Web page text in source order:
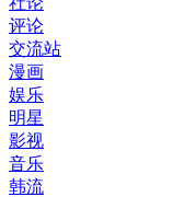
评论
交流站
漫画
娱乐
明星
影视
音乐
韩流